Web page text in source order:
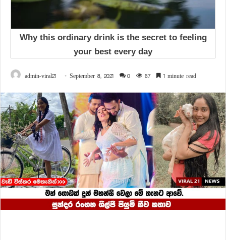
admin-viral21 September 8, 2021 0 67 1 minute read